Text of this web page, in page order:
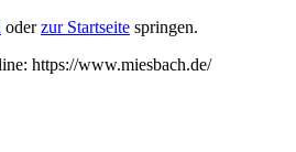
oderzur Startseite springen.
https://www.miesbach.de/